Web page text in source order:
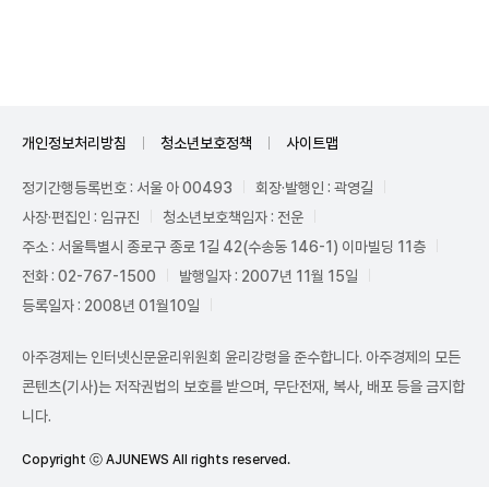
개인정보처리방침 청소년보호정책 사이트맵
정기간행등록번호 : 서울 아 00493
회장·발행인 : 곽영길
사장·편집인 : 임규진
청소년보호책임자 : 전운
주소 : 서울특별시 종로구 종로 1길 42(수송동 146-1) 이마빌딩 11층
전화 : 02-767-1500
발행일자 : 2007년 11월 15일
등록일자 : 2008년 01월10일
아주경제는 인터넷신문윤리위원회 윤리강령을 준수합니다. 아주경제의 모든
콘텐츠(기사)는 저작권법의 보호를 받으며, 무단전재, 복사, 배포 등을 금지합
니다.
Copyright ⓒ AJUNEWS All rights reserved.